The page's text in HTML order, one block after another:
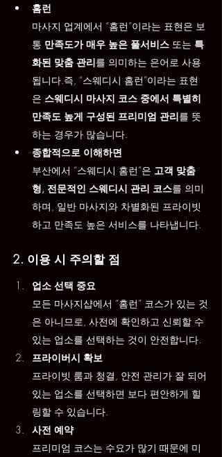
홈런
마사지 업계에서 “홈런”이라는 표현은 보
통 만족도가 매우 높은 풀서비스 또는 특
화된 맞춤 관리를 의미하는 은어로 사용
됩니다.즉, “스웨디시 홈런”이라는 표현
은 스웨디시 마사지 코스 중에서 특별히
만족도 높게 구성된 프리미엄 관리를 뜻
하는 경우가 많습니다.
종합적으로 이해하면
부산에서 “스웨디시 홈런”은 고객 맞춤
형, 전문적인 스웨디시 관리 코스를 의미
하며, 일반 마사지와 차별화된 프라이빗
하고 만족도 높은 서비스를 나타냅니다.
2. 이용 시 주의할 점
업소 선택 중요
모든 마사지샵에서 “홈런” 코스가 있는 것
은 아니므로, 사전에 확인하고 신뢰할 수
있는 업소를 선택하는 것이 안전합니다.
프라이버시 확보
프라이빗 룸과 청결, 안전 관리가 잘 되어
있는 업소를 선택하면 보다 편안하게 힐
링할 수 있습니다.
사전 예약
프리미엄 코스는 수요가 많기 때문에 미